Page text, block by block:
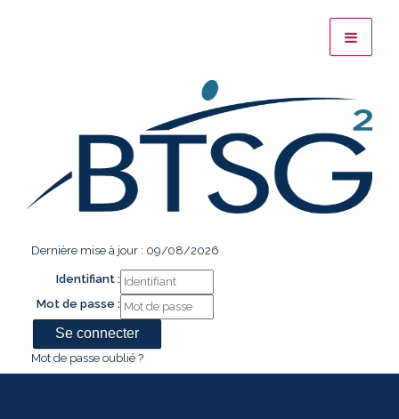
Dernière mise à jour : 09/08/2026
Identifiant :
Mot de passe :
Mot de passe oublié ?